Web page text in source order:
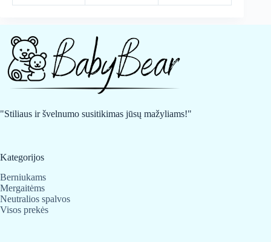
"Stiliaus ir švelnumo susitikimas jūsų mažyliams!"
Kategorijos
Berniukams
Mergaitėms
Neutralios spalvos
Visos prekės